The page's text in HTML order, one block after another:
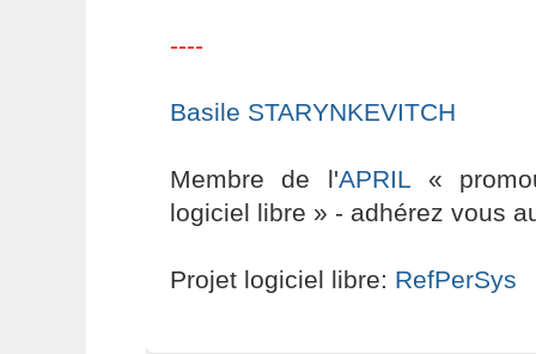
----
Basile STARYNKEVITCH
Membre de l'APRIL «
logiciel libre » - adhérez vous
Projet logiciel libre: RefPerSys